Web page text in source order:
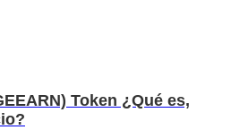
Token ¿Qué es,